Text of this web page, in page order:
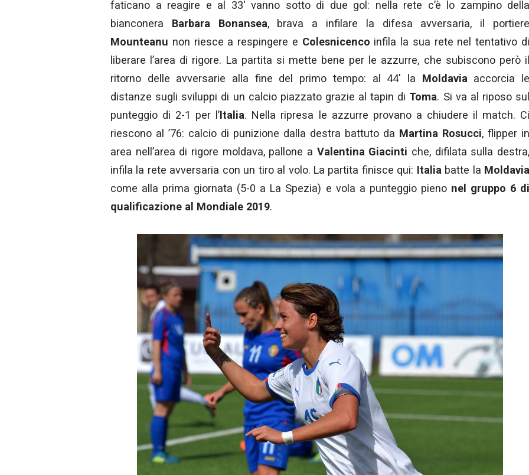
faticano a reagire e al 33′ vanno sotto di due gol: nella rete c’è lo zampino della
bianconera Barbara Bonansea, brava a infilare la difesa avversaria, il
Mounteanu non riesce a respingere e Colesnicenco infila la sua rete nel tentativo
liberare l’area di rigore. La partita si mette bene per le azzurre, che subiscono però il
ritorno delle avversarie alla fine del primo tempo: al 44′ la Moldaviaaccorcia
distanze sugli sviluppi di un calcio piazzato grazie al tapin di Toma. Si va al riposo sul
punteggio di 2-1 per l’Italia. Nella ripresa le azzurre provano a chiudere il match.
riescono al ’76: calcio di punizione dalla destra battuto da Martina Rosucci, flipper in
area nell’area di rigore moldava, pallone a Valentina Giacinti che, difilata sulla
infila la rete avversaria con un tiro al volo. La partita finisce qui: Italiabatte la Moldavia
come alla prima giornata (5-0 a La Spezia) e vola a punteggio pieno nel gruppo 6 di
qualificazione al Mondiale 2019.